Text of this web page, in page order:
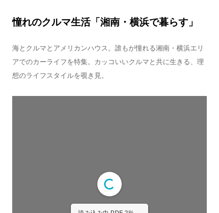
憧れのクルマ生活「湘南・横浜で暮らす」
海とクルマとアメリカンハウス。誰もが憧れる湘南・横浜エリ
アでのカーライフを特集。カッコいいクルマと共に生きる、理
想のライフスタイルを覗き見。